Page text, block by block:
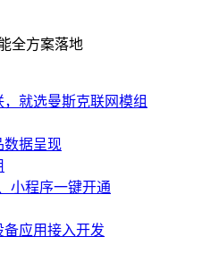
全方案落地
，就选曼斯克联网模组
数据呈现
小程序一键开通
备应用接入开发